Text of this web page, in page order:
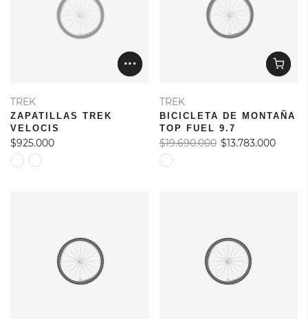
TREK
ZAPATILLAS TREK
VELOCIS
$925.000
TREK
BICICLETA DE MONTAÑA
TOP FUEL 9.7
$19.690.000 $13.783.000